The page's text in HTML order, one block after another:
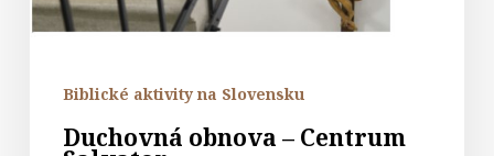
Biblické aktivity na Slovensku
Duchovná obnova – Centrum